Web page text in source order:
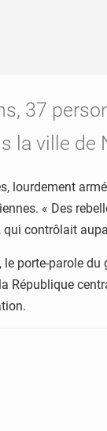
37
la ville de
lourdement
« Des
qui contrôlait
le porte-parole
République